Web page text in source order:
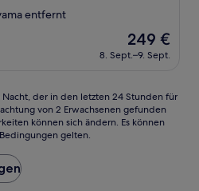
entfernt
Der
Preis
beträgt
249 €
8. Sept.–9. Sept.
der in den letzten 24 Stunden für
von 2 Erwachsenen gefunden
können sich ändern. Es können
gelten.